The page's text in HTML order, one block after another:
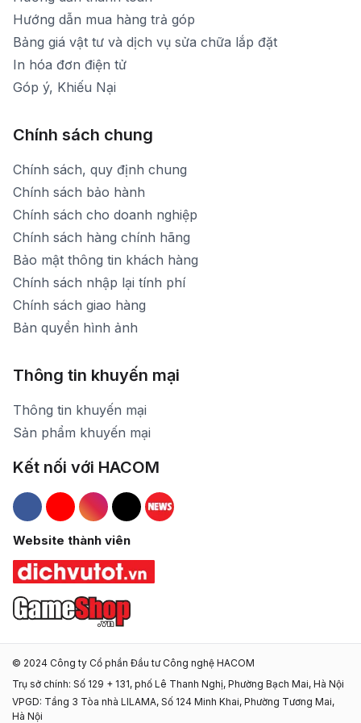
Hướng dẫn mua hàng trả góp
Bảng giá vật tư và dịch vụ sửa chữa lắp đặt
In hóa đơn điện tử
Góp ý, Khiếu Nại
Chính sách chung
Chính sách, quy định chung
Chính sách bảo hành
Chính sách cho doanh nghiệp
Chính sách hàng chính hãng
Bảo mật thông tin khách hàng
Chính sách nhập lại tính phí
Chính sách giao hàng
Bản quyền hình ảnh
Thông tin khuyến mại
Thông tin khuyến mại
Sản phẩm khuyến mại
Kết nối với HACOM
Hacom Facebook
Hacom YouTube
Hacom Instagram
Hacom TikTok
Website thành viên
© 2024 Công ty Cổ phần Đầu tư Công nghệ HACOM
Trụ sở chính: Số 129 + 131, phố Lê Thanh Nghị, Phường Bạch Mai, Hà Nội
VPGD: Tầng 3 Tòa nhà LILAMA, Số 124 Minh Khai, Phường Tương Mai,
Hà Nội